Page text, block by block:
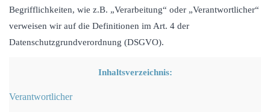
Begrifflichkeiten, wie z.B. „Verarbeitung“ oder „Verantwortlicher“
verweisen wir auf die Definitionen im Art. 4 der
Datenschutzgrundverordnung (DSGVO).
Inhaltsverzeichnis:
Verantwortlicher